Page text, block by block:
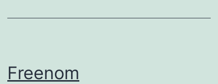
Freenom